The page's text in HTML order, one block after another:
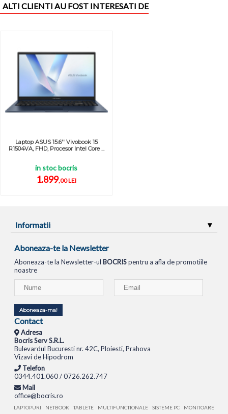
ALTI CLIENTI AU FOST INTERESATI DE
Laptop ASUS 15.6'' Vivobook 15
R1504VA, FHD, Procesor Intel Core ...
in stoc bocris
1.899,00 LEI
Informatii
Aboneaza-te la Newsletter
Aboneaza-te la Newsletter-ul BOCRISpentru a afla de promotiile
noastre
Aboneaza-ma!
Contact
Adresa
Bocris Serv S.R.L.
Bulevardul Bucuresti nr. 42C, Ploiesti, Prahova
Vizavi de Hipodrom
Telefon
0344.401.060 / 0726.262.747
Mail
office@bocris.ro
LAPTOPURI NETBOOK TABLETE MULTIFUNCTIONALE SISTEME PC
MONITOARE